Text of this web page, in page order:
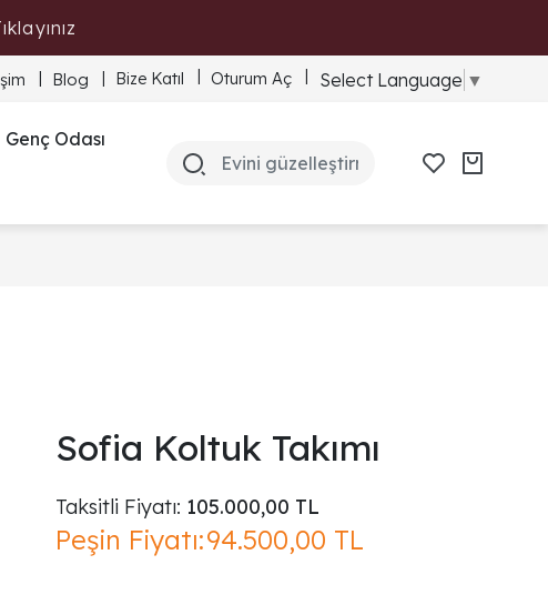
Blog Bize Katıl Oturum Aç Select Language ▼
Genç Odası
Sofia Koltuk Takımı
Taksitli Fiyatı: 105.000,00 TL
Peşin Fiyatı:94.500,00 TL